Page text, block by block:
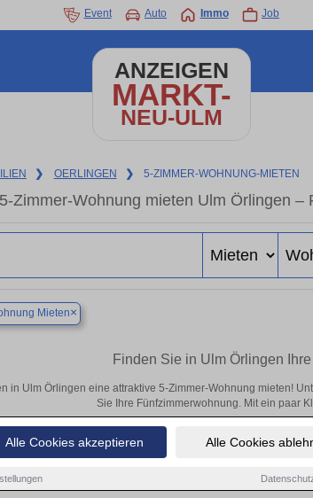
Alle Cookies akzeptieren Alle Cookies
Event Auto Immo Job
ANZEIGEN
MARKT-
NEU-ULM
❯ OERLINGEN ❯ 5-ZIMMER-WOHNUNG-MIETEN
5-Zimmer-Wohnung mieten Ulm Örlingen
Mieten×
Finden Sie in Ulm Örlingen
in Ulm Örlingen eine attraktive 5-Zimmer-Wohnung mieten!
Sie Ihre Fünfzimmerwohnung. Mit ein paar
wir derzeit keine passenden Objekte finden. Schauen Sie